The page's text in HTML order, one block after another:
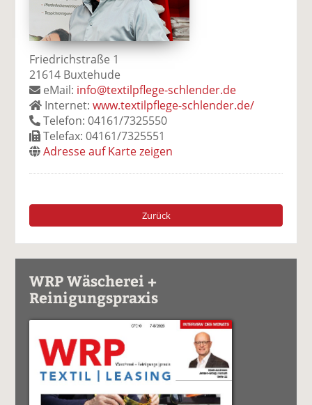
Friedrichstraße 1
21614 Buxtehude
eMail: info@textilpflege-schlender.de
Internet:www.textilpflege-schlender.de/
Telefon: 04161/7325550
Telefax: 04161/7325551
Adresse auf Karte zeigen
Zurück
WRP Wäscherei +
Reinigungspraxis